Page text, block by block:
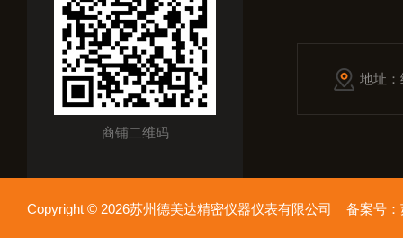
商铺二维码
地址
Copyright © 2026苏州德美达精密仪器仪表有限公司 备案号：